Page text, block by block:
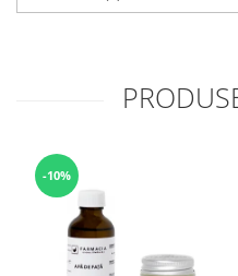
-10%